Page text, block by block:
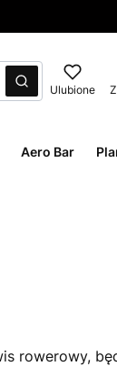
SzukajUlubione
Aero Bar
rowerowy,